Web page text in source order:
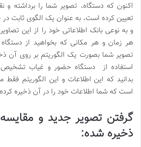
اکنون که دستگاه، تصویر شما را برداشته
تعیین کرده است، به عنوان یک الگوی ثابت
و به نوعی بانک اطلاعاتی خود را از این
هر زمان و هر مکانی که بخواهید از دستگاه
تصویر شما بصورت یک الگوریتم بر روی آن
استفاده از دستگاه حضور و غیاب تشخیص
بدانید که این اطلاعات و این الگوریتم
است که شما اطلاعات خود را در آن ذخیره
گرفتن تصویر جدید و مقایسه
ذخیره شده: